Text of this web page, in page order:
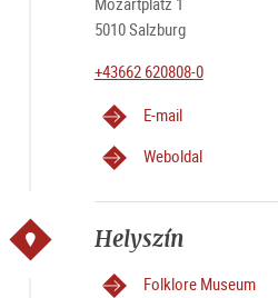
5010 Salzburg
+43662 620808-0
E-mail
Weboldal
Helyszín
Folklore Museum